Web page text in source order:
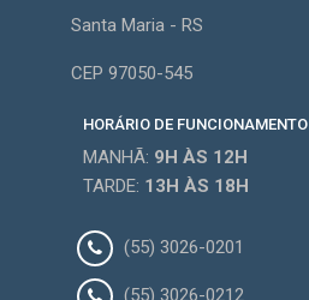
Santa Maria - RS
CEP 97050-545
HORÁRIO DE FUNCIONAMENTO
MANHÃ: 9H ÀS 12H
TARDE: 13H ÀS 18H
(55) 3026-0201
(55) 3026-0212